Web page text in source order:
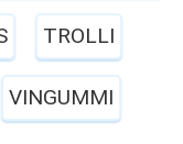
TROLLI
VINGUMMI